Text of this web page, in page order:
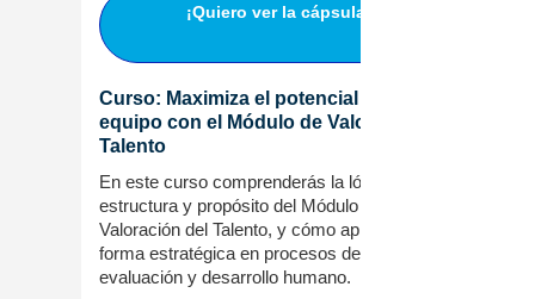
¡Quiero ver la cápsula!
Curso: Maximiza el potencial de tu
equipo con el Módulo de Valoración de
Talento
En este curso comprenderás la lógica,
estructura y propósito del Módulo de
Valoración del Talento, y cómo aplicarlo de
forma estratégica en procesos de atracción,
evaluación y desarrollo humano.